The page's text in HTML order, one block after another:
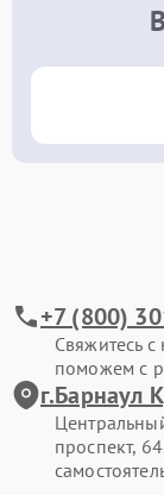
+7 (800)
Свяжитесь
поможем с
г.Барнаул
проспект,